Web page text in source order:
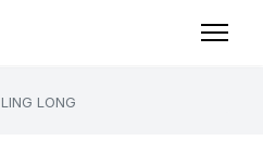
LING LONG